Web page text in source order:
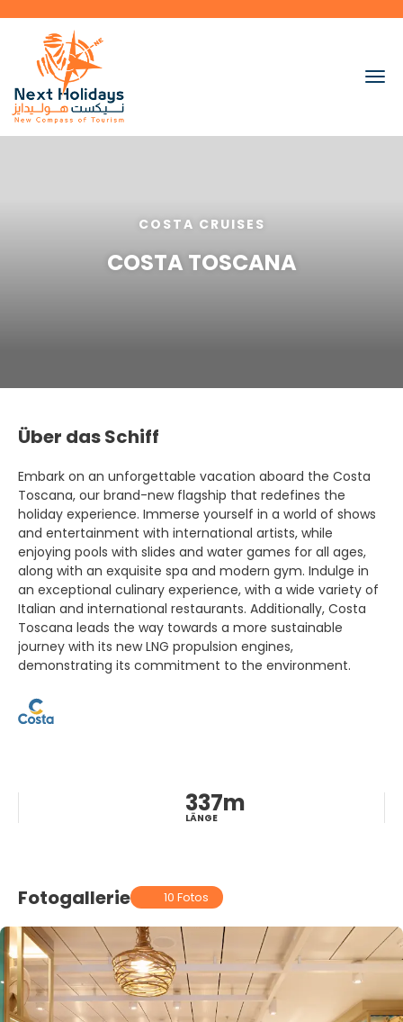
COSTA CRUISES
COSTA TOSCANA
Über das Schiff
Embark on an unforgettable vacation aboard the Costa
Toscana, our brand-new flagship that redefines the
holiday experience. Immerse yourself in a world of shows
and entertainment with international artists, while
enjoying pools with slides and water games for all ages,
along with an exquisite spa and modern gym. Indulge in
an exceptional culinary experience, with a wide variety of
Italian and international restaurants. Additionally, Costa
Toscana leads the way towards a more sustainable
journey with its new LNG propulsion engines,
demonstrating its commitment to the environment.
337m
LÄNGE
Fotogallerie 10 Fotos